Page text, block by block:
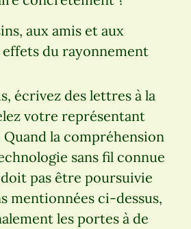
aux amis et aux
du rayonnement
écrivez des lettres à la
votre représentant
la compréhension
sans fil connue
pas être poursuivie
mentionnées ci-dessus,
les portes à de